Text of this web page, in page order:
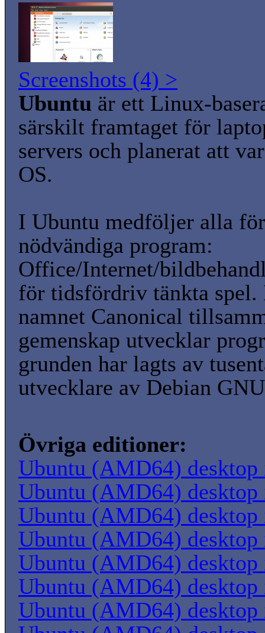
Screenshots (4) >
Ubuntu är ett Linux-
särskilt framtaget för
servers och planerat att
OS.
I Ubuntu medföljer alla
nödvändiga program:
Office/Internet/
för tidsfördriv tänkta spel.
namnet Canonical
gemenskap utvecklar
grunden har lagts av
utvecklare av Debian
Övriga editioner:
Ubuntu (AMD64) desktop
Ubuntu (AMD64) desktop
Ubuntu (AMD64) desktop
Ubuntu (AMD64) desktop
Ubuntu (AMD64) desktop
Ubuntu (AMD64) desktop
Ubuntu (AMD64) desktop